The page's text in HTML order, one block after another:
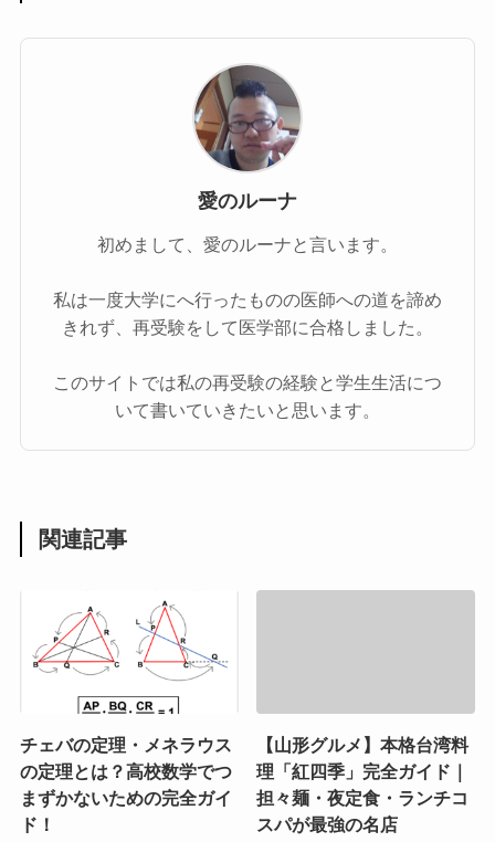
愛のルーナ
初めまして、愛のルーナと言います。
私は一度大学にへ行ったものの医師への道を諦め
きれず、再受験をして医学部に合格しました。
このサイトでは私の再受験の経験と学生生活につ
いて書いていきたいと思います。
関連記事
チェバの定理・メネラウス
の定理とは？高校数学でつ
まずかないための完全ガイ
ド！
【山形グルメ】本格台湾料
理「紅四季」完全ガイド｜
担々麺・夜定食・ランチコ
スパが最強の名店